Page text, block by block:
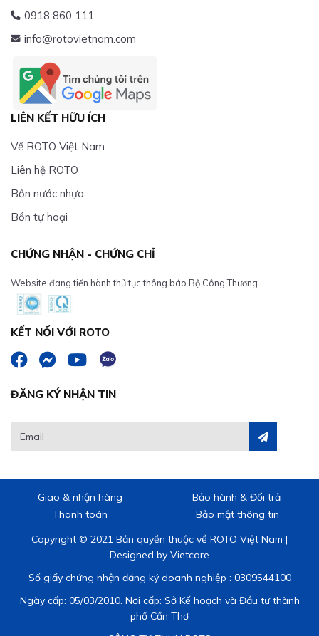
0918 860 111
info@rotovietnam.com
LIÊN KẾT HỮU ÍCH
Về ROTO Việt Nam
Liên hệ ROTO
Bồn nước nhựa
Bồn tự hoại
CHỨNG NHẬN - CHỨNG CHỈ
Website đang tiến hành thủ tục thông báo Bộ Công Thương
KẾT NỐI VỚI ROTO
ĐĂNG KÝ NHẬN TIN
Giao & nhận hàng
Bảo hành & Đổi trả
Thanh toán
Bảo mật thông tin
Copyright © 2021 Bản quyền thuộc về ROTO Việt Nam |
Designed by Vietcore
Số giấy chứng nhận đăng ký doanh nghiệp : 0309544100
Ngày cấp: 05/03/2010. Nơi cấp: Sở Kế hoạch và Đầu tư thành
phố Cần Thơ